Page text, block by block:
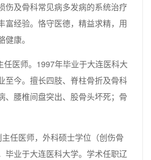
伤及骨科常见病多发病的系统治疗
富经验。恪守医德，精益求精，用
康。
任医师。1997年毕业于大连医科大
至今。擅长四肢、脊柱骨折及骨科
、腰椎间盘突出、股骨头坏死；骨
任医师，外科硕士学位（创伤骨
毕业于大连医科大学。学术任职辽